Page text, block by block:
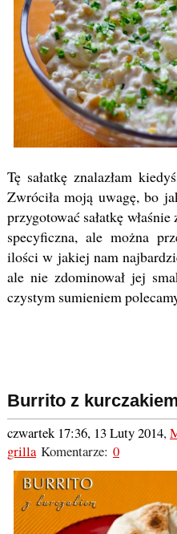
Tę sałatkę znalazłam
Zwróciła moją uwagę, bo
przygotować sałatkę
specyficzna, ale można
ilości w jakiej nam
ale nie zdominował jej
czystym sumieniem
Burrito z
czwartek 17:36, 13 Luty 2014,
grillaKomentarze: 0